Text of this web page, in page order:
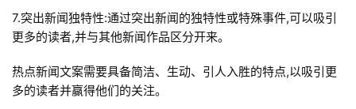
7.突出新闻独特性:通过突出新闻的独特性或特殊事件,可以吸引
更多的读者,并与其他新闻作品区分开来。
热点新闻文案需要具备简洁、生动、引人入胜的特点,以吸引更
多的读者并赢得他们的关注。